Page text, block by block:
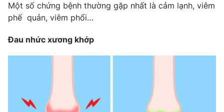
Liên hệ quảng cáo:024-7300.7108
Một số chứng bệnh thường gặp nhất là cảm lạnh, viêm
phế quản, viêm phổi…
Đau nhức xương khớp